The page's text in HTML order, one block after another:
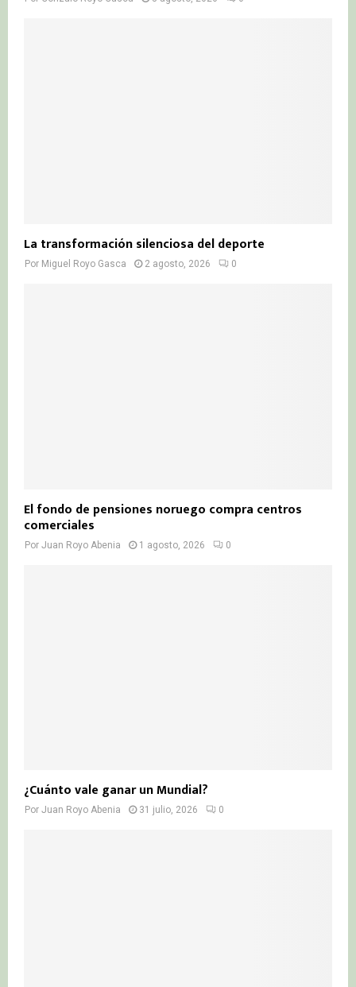
La transformación silenciosa del deporte
Por Miguel Royo Gasca 2 agosto, 2026 0
El fondo de pensiones noruego compra centros
comerciales
Por Juan Royo Abenia 1 agosto, 2026 0
¿Cuánto vale ganar un Mundial?
Por Juan Royo Abenia 31 julio, 2026 0